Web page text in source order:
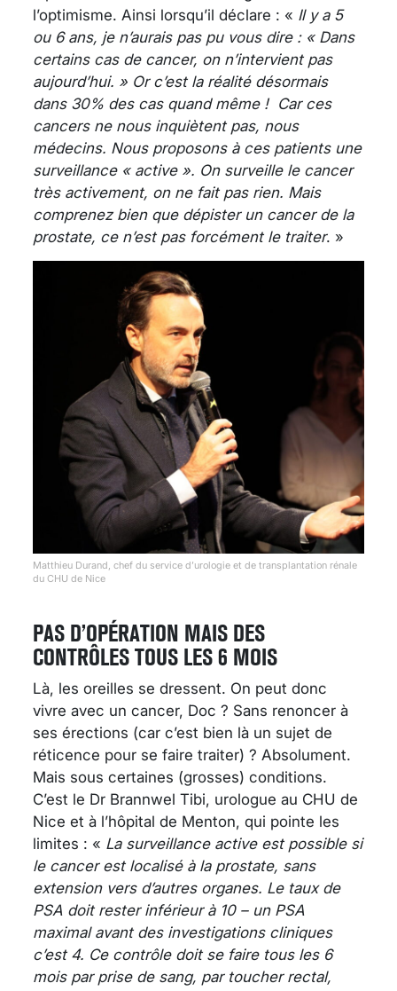
l’optimisme. Ainsi lorsqu’il déclare : « Il y a 5
ou 6 ans, je n’aurais pas pu vous dire : « Dans
certains cas de cancer, on n’intervient pas
aujourd’hui. » Or c’est la réalité désormais
dans 30% des cas quand même ! Car ces
cancers ne nous inquiètent pas, nous
médecins. Nous proposons à ces patients une
surveillance « active ». On surveille le cancer
très activement, on ne fait pas rien. Mais
comprenez bien que dépister un cancer de la
prostate, ce n’est pas forcément le traiter. »
Matthieu Durand, chef du service d’urologie et de transplantation rénale
du CHU de Nice
PAS D’OPÉRATION MAIS DES
CONTRÔLES TOUS LES 6 MOIS
Là, les oreilles se dressent. On peut donc
vivre avec un cancer, Doc ? Sans renoncer à
ses érections (car c’est bien là un sujet de
réticence pour se faire traiter) ? Absolument.
Mais sous certaines (grosses) conditions.
C’est le Dr Brannwel Tibi, urologue au CHU de
Nice et à l’hôpital de Menton, qui pointe les
limites : « La surveillance active est possible si
le cancer est localisé à la prostate, sans
extension vers d’autres organes. Le taux de
PSA doit rester inférieur à 10 – un PSA
maximal avant des investigations cliniques
c’est 4. Ce contrôle doit se faire tous les 6
mois par prise de sang, par toucher rectal,